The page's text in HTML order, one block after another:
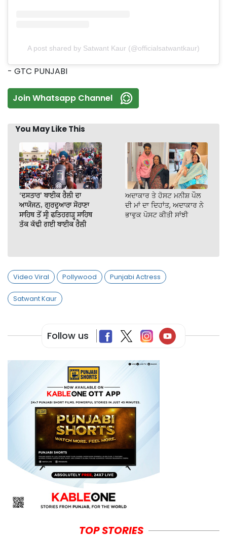
A post shared by Satwant Kaur (@officialsatwantkaur)
- GTC PUNJABI
Join Whatsapp Channel
You May Like This
‘ਦਸਤਾਰ’ ਬਾਈਕ ਰੈਲੀ ਦਾ
ਆਯੋਜਨ, ਗੁਰਦੁਆਰਾ ਸੋਹਾਣਾ
ਸਾਹਿਬ ਤੋਂ ਸ੍ਰੀ ਫਤਿਹਗੜ੍ਹ ਸਾਹਿਬ
ਤੱਕ ਕੱਢੀ ਗਈ ਬਾਈਕ ਰੈਲੀ
ਅਦਾਕਾਰ ਤੇ ਹੋਸਟ ਮਨੀਸ਼ ਪੌਲ
ਦੀ ਮਾਂ ਦਾ ਦਿਹਾਂਤ, ਅਦਾਕਾਰ ਨੇ
ਭਾਵੁਕ ਪੋਸਟ ਕੀਤੀ ਸਾਂਝੀ
Video Viral Pollywood Punjabi Actress
Satwant Kaur
Follow us
TOP STORIES